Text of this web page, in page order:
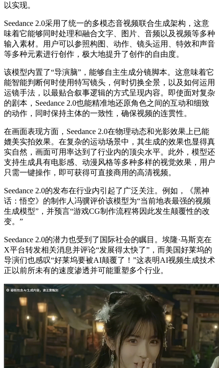
以实现。
Seedance 2.0采用了统一的多模态音视频联合生成架构，这意
味着它能够同时处理和融合文字、图片、音频以及视频等多种
输入素材。用户可以参照构图、动作、镜头运用、特效和声音
等多种元素进行创作，极大地提升了创作的自由度。
该模型内置了“导演脑”，能够自主生成分镜脚本。这意味着它
能智能判断何时使用特写镜头，何时切换全景，以及如何运用
运镜手法，以最贴合叙事逻辑的方式呈现内容。即使面对复杂
的剧本，Seedance 2.0也能精准地还原角色之间的互动和细致
的动作，同时保持主体的一致性，确保视频的连贯性。
在画面表现方面，Seedance 2.0在物理动态和光影效果上已能
媲美实拍效果。在复杂的运动场景中，其生成的效果也显得真
实自然，画面可用率达到了行业内的顶尖水平。此外，模型还
支持生成具有电影感、动漫风格等多种多样的视觉效果，用户
只需一键操作，即可获得可直接商用的高清视频。
Seedance 2.0的发布在行业内引起了广泛关注。例如，《黑神
话：悟空》的制作人冯骥评价该模型为“当前地表最强的视频
生成模型”，并预言“游戏CG制作流程将因此发生颠覆性的改
变。”
Seedance 2.0的潜力也受到了国际社会的瞩目。埃隆·马斯克在
X平台转发相关消息并评论“发展得太快了”，而美国好莱坞的
导演们也感叹“好莱坞要被AI颠覆了！”这表明AI视频生成技术
正以前所未有的速度渗透并可能重塑多个行业。